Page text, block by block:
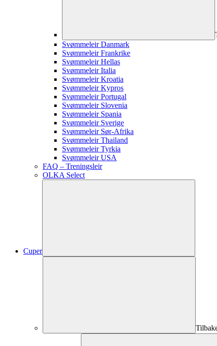
Svømmeleir Danmark
Svømmeleir Frankrike
Svømmeleir Hellas
Svømmeleir Italia
Svømmeleir Kroatia
Svømmeleir Kypros
Svømmeleir Portugal
Svømmeleir Slovenia
Svømmeleir Spania
Svømmeleir Sverige
Svømmeleir Sør-Afrika
Svømmeleir Thailand
Svømmeleir Tyrkia
Svømmeleir USA
FAQ – Treningsleir
OLKA Select
Cuper